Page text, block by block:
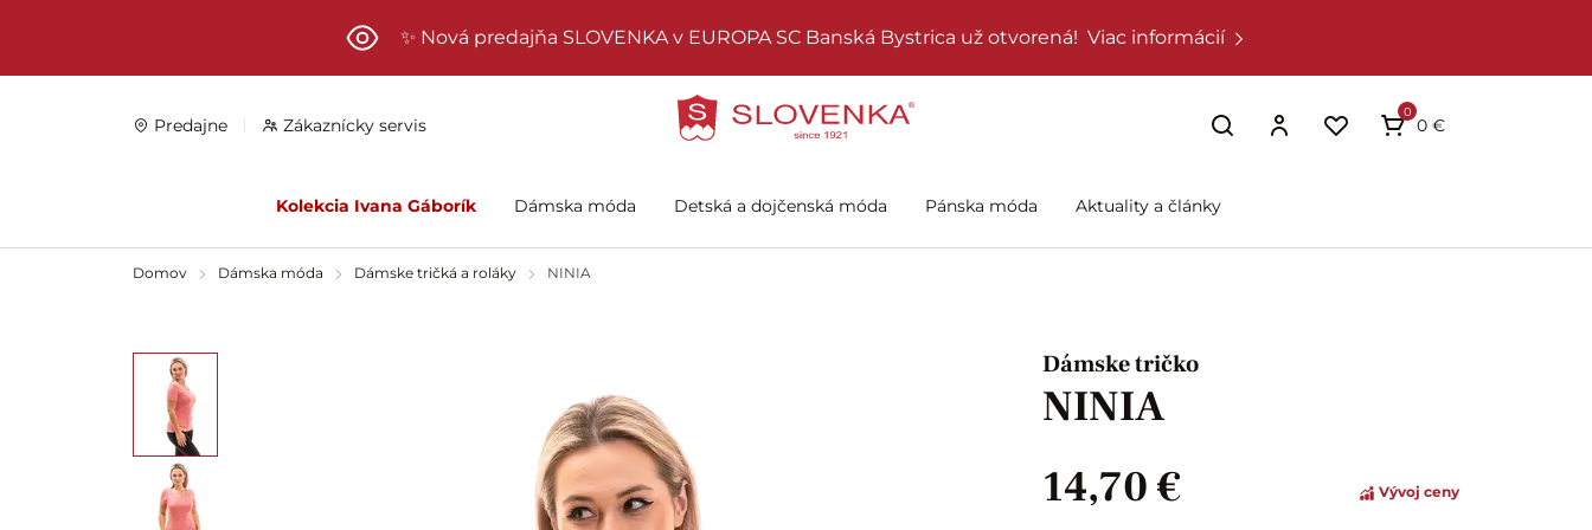
✨ Nová predajňa SLOVENKA v EUROPA SC Banská Bystrica už otvorená! Viac informácií
Predajne Zákaznícky servis
0
0 €
Kolekcia Ivana Gáborík Dámska móda Detská a dojčenská móda Pánska móda Aktuality a články
Domov Dámska móda Dámske tričká a roláky NINIA
Dámske tričko
NINIA
14,70 €
Vývoj ceny